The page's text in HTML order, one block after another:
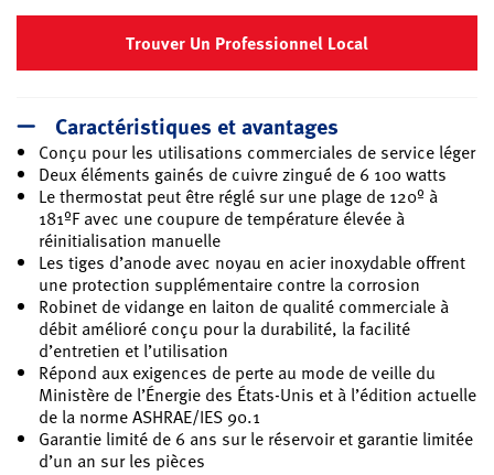
Trouver Un Professionnel Local
Caractéristiques et avantages
Conçu pour les utilisations commerciales de service léger
Deux éléments gainés de cuivre zingué de 6 100 watts
Le thermostat peut être réglé sur une plage de 120º à
181ºF avec une coupure de température élevée à
réinitialisation manuelle
Les tiges d’anode avec noyau en acier inoxydable offrent
une protection supplémentaire contre la corrosion
Robinet de vidange en laiton de qualité commerciale à
débit amélioré conçu pour la durabilité, la facilité
d’entretien et l’utilisation
Répond aux exigences de perte au mode de veille du
Ministère de l’Énergie des États-Unis et à l’édition actuelle
de la norme ASHRAE/IES 90.1
Garantie limité de 6 ans sur le réservoir et garantie limitée
d’un an sur les pièces